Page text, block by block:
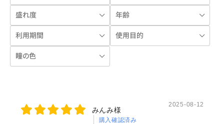
みんみ様
購入確認済み
2025-08-12